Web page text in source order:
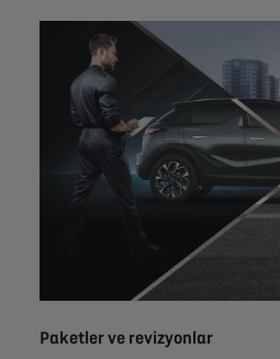
Paketler ve revizyonlar